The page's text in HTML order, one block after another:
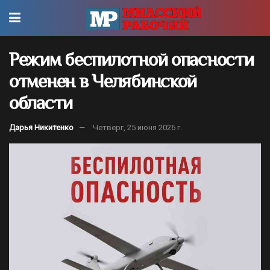
Режим беспилотной опасности
отменен в Челябинской
области
Дарья Никитенко Четверг, 25 июня 2026 г.